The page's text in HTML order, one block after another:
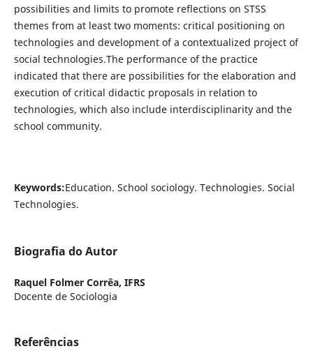
possibilities and limits to promote reflections on STSS
themes from at least two moments: critical positioning on
technologies and development of a contextualized project of
social technologies.The performance of the practice
indicated that there are possibilities for the elaboration and
execution of critical didactic proposals in relation to
technologies, which also include interdisciplinarity and the
school community.
Keywords:Education. School sociology. Technologies. Social
Technologies.
Biografia do Autor
Raquel Folmer Corrêa, IFRS
Docente de Sociologia
Referências